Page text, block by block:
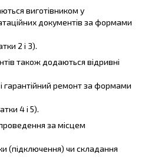
виготівником у
документів за формами
2 і 3).
також додаються відривні
гарантійний ремонт за формами
4 і 5).
за місцем
(підключення) чи складання